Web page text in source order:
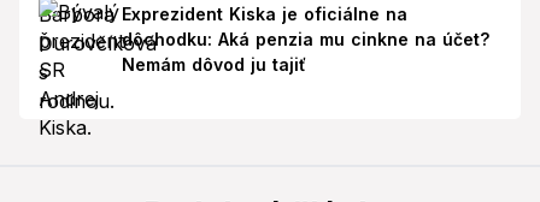
Exprezident Kiska je oficiálne na
dôchodku: Aká penzia mu cinkne na účet?
Nemám dôvod ju tajiť